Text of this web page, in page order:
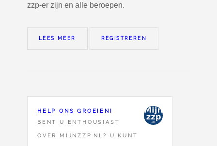
zzp-er zijn en alle beroepen.
LEES MEER REGISTREREN
HELP ONS GROEIEN!
BENT U ENTHOUSIAST
OVER MIJNZZP.NL? U KUNT